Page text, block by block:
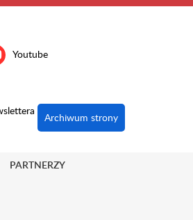
Youtube
Archiwum strony
PARTNERZY